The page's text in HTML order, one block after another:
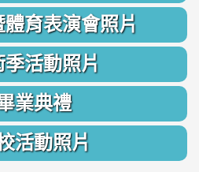
育表演會照片
季活動照片
業典禮
活動照片